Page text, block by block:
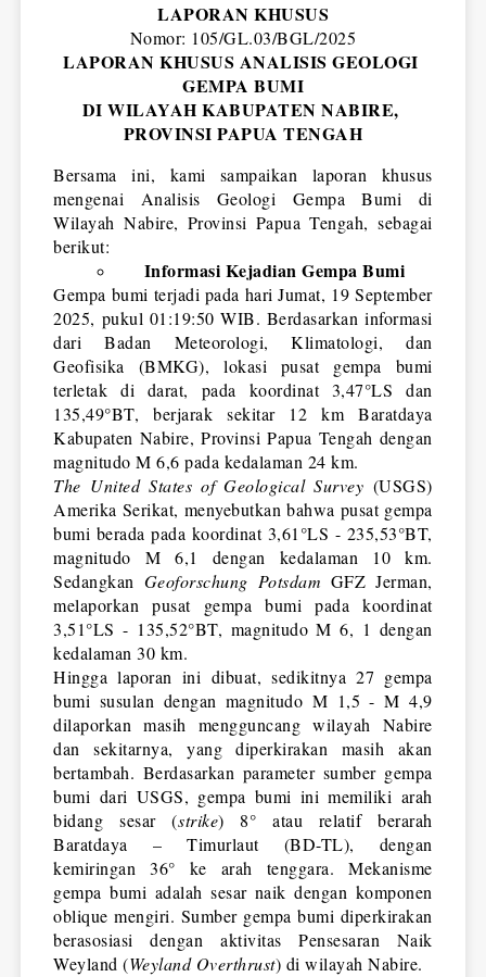
LAPORAN KHUSUS
Nomor: 105/GL.03/BGL/2025
LAPORAN KHUSUS ANALISIS GEOLOGI
GEMPA BUMI
DI WILAYAH KABUPATEN NABIRE,
PROVINSI PAPUA TENGAH
Bersama ini, kami sampaikan laporan khusus
mengenai Analisis Geologi Gempa Bumi di
Wilayah Nabire, Provinsi Papua Tengah, sebagai
berikut:
Informasi Kejadian Gempa Bumi
Gempa bumi terjadi pada hari Jumat, 19 September
2025, pukul 01:19:50 WIB. Berdasarkan informasi
dari Badan Meteorologi, Klimatologi, dan
Geofisika (BMKG), lokasi pusat gempa bumi
terletak di darat, pada koordinat 3,47°LS dan
135,49°BT, berjarak sekitar 12 km Baratdaya
Kabupaten Nabire, Provinsi Papua Tengah dengan
magnitudo M 6,6 pada kedalaman 24 km.
The United States of Geological Survey (USGS)
Amerika Serikat, menyebutkan bahwa pusat gempa
bumi berada pada koordinat 3,61°LS - 235,53°BT,
magnitudo M 6,1 dengan kedalaman 10 km.
Sedangkan Geoforschung Potsdam GFZ Jerman,
melaporkan pusat gempa bumi pada koordinat
3,51°LS - 135,52°BT, magnitudo M 6, 1 dengan
kedalaman 30 km.
Hingga laporan ini dibuat, sedikitnya 27 gempa
bumi susulan dengan magnitudo M 1,5 - M 4,9
dilaporkan masih mengguncang wilayah Nabire
dan sekitarnya, yang diperkirakan masih akan
bertambah. Berdasarkan parameter sumber gempa
bumi dari USGS, gempa bumi ini memiliki arah
bidang sesar (strike) 8° atau relatif berarah
Baratdaya – Timurlaut (BD-TL), dengan
kemiringan 36° ke arah tenggara. Mekanisme
gempa bumi adalah sesar naik dengan komponen
oblique mengiri. Sumber gempa bumi diperkirakan
berasosiasi dengan aktivitas Pensesaran Naik
Weyland (Weyland Overthrust) di wilayah Nabire.